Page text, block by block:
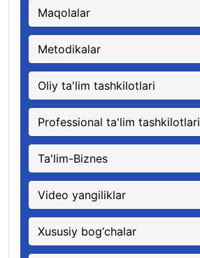
Maqolalar
Metodikalar
Oliy ta'lim tashkilotlari
Professional ta'lim tashkilotlari
Ta'lim-Biznes
Video yangiliklar
Xususiy bog‘chalar